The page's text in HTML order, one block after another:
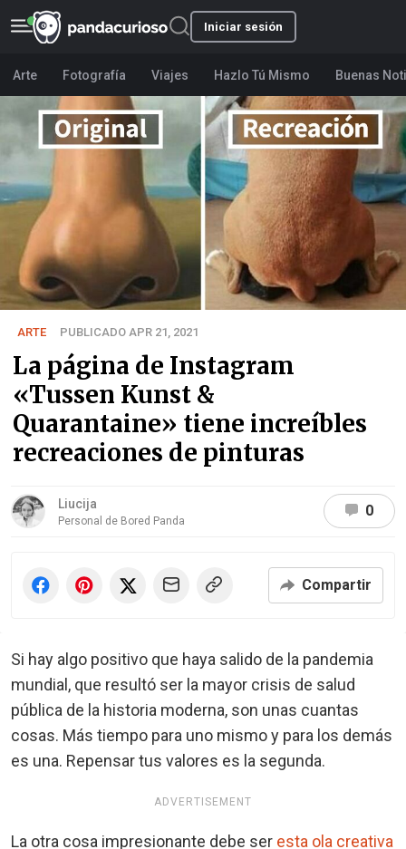
Iniciar sesión
Arte Fotografía Viajes Hazlo Tú Mismo Buenas
ARTE PUBLICADO APR 21, 2021
La página de Instagram
«Tussen Kunst &
Quarantaine» tiene increíbles
recreaciones de pinturas
Liucija
Personal de Bored Panda
0
Compartir
Si hay algo positivo que haya salido de la pandemia
mundial, que resultó ser la mayor crisis de salud
pública de la historia moderna, son unas cuantas
cosas. Más tiempo para uno mismo y para los demás
es una. Repensar tus valores es la segunda.
ADVERTISEMENT
La otra cosa impresionante debe ser esta ola creativa